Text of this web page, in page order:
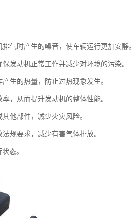
气时产生的噪音，使车辆运行更加安静。
发动机正常工作并减少对环境的污染。
生的热量，防止过热现象发生。
，从而提升发动机的整体性能。
他部件，减少火灾风险。
规要求，减少有害气体排放。
态。